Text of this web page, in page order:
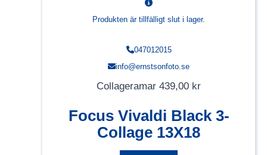
Produkten är tillfälligt slut i lager.
047012015
info@ernstsonfoto.se
Collageramar 439,00 kr
Focus Vivaldi Black 3-
Collage 13X18